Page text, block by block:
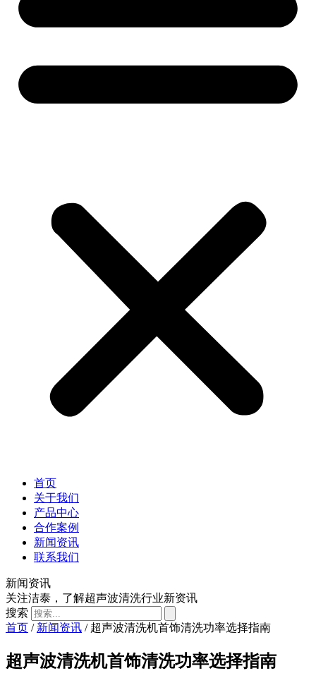
首页
关于我们
产品中心
合作案例
新闻资讯
联系我们
新闻资讯
关注洁泰，了解超声波清洗行业新资讯
搜索
首页 / 新闻资讯 / 超声波清洗机首饰清洗功率选择指南
超声波清洗机首饰清洗功率选择指南